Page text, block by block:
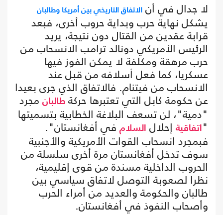
لا جدال في أن الاتفاق التاريخي بين أمريكا وطالبان
يشكل نهاية حرب وبداية حروب أخرى، فبعد
قرابة عقدين من القتال دون نتيجة، يريد
الرئيس الأمريكي دونالد ترامب الانسحاب من
حرب مرهقة ومكلفة لا يمكن الفوز فيها
عسكريا، كما فعل أسلافه من قبل عند
الانسحاب من فيتنام. فالاتفاق الذي جرى بعيدا
عن حكومة كابل التي تعتبرها حركة طالبان مجرد
"دمية"، لن تسعف البلاغة الخطابية بتسميتها
" اتفاقية إحلال السلام في أفغانستان".
فبمجرد انسحاب القوات الأمريكية والأجنبية
سوف تدخل أفغانستان مرة أخرى سلسلة من
الحروب الداخلية مسندة من قوى إقليمية،
نظرا لصعوبة التوصل لاتفاق سياسي بين
طالبان والحكومة والعديد من أمراء الحرب
وأصحاب النفوذ في أفغانستان.